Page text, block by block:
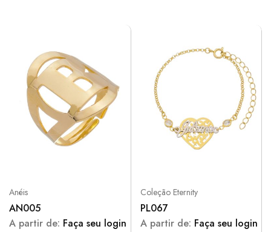
Anéis
AN005
A partir de: Faça seu login
Coleção Eternity
PL067
A partir de: Faça seu login